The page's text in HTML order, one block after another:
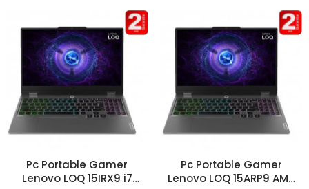
Pc Portable Gamer
Lenovo LOQ 15IRX9 i7
Pc Portable Gamer
Lenovo LOQ 15ARP9 AMD